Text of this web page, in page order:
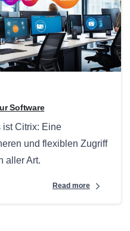
0
Software
ist Citrix: Eine
und flexiblen Zugriff
aller Art.
Read more